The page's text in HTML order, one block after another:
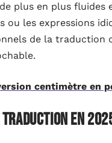
plus en plus fluides
les expressions
de la traduction
centimètre en
en